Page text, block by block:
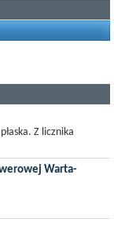
Z licznika
prowadzą przez
Warta-
nad Noteć i
lubuskiego.